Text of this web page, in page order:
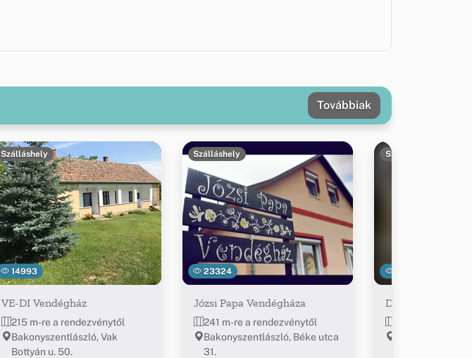
Továbbiak
14993
Szálláshely
VE-DI Vendégház
215 m-re a rendezvénytől
Bakonyszentlászló, Vak
Bottyán u. 50.
23324
Szálláshely
Józsi Papa Vendégháza
241 m-re a rendezvénytől
Bakonyszentlászló, Béke utca
31.
Szálláshely
Detti Vendégház